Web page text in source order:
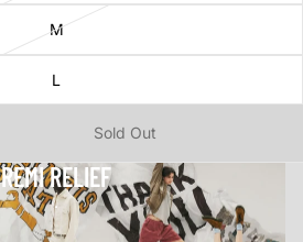
M
L
Sold Out
REMI RELIEF
.